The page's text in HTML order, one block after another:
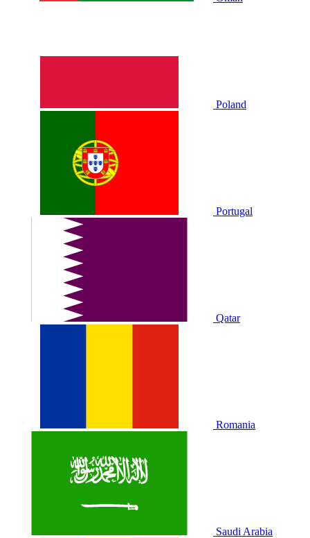
Poland
Portugal
Qatar
Romania
Saudi Arabia